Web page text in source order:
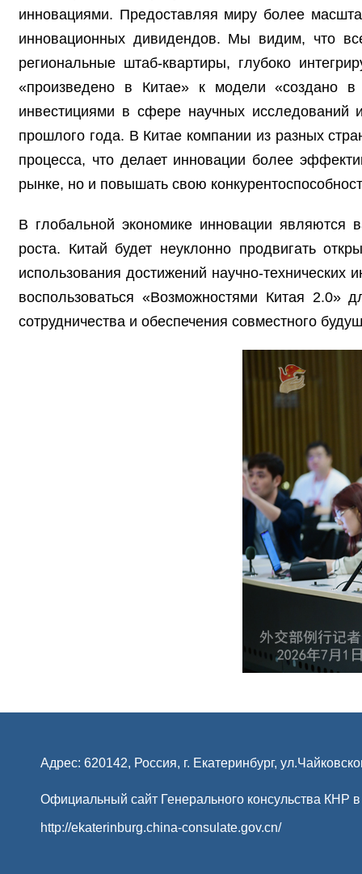
инновациями. Предоставляя миру более
инновационных дивидендов. Мы видим, что
региональные штаб-квартиры, глубоко
«произведено в Китае» к модели «создано
инвестициями в сфере научных исследований
прошлого года. В Китае компании из разных
процесса, что делает инновации более
рынке, но и повышать свою
В глобальной экономике инновации
роста. Китай будет неуклонно продвигать
использования достижений научно-
воспользоваться «Возможностями Китая 2.0»
сотрудничества и обеспечения совместного
Адрес: 620142, Россия, г. Екатеринбург,
Официальный сайт Генерального консульства КНР в
http://ekaterinburg.china-consulate.gov.cn/